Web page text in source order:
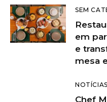
SEM
em
e
mesa
NOTÍCIAS
Chef